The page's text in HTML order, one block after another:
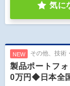
気に
NEW その他、技術
製品ポートフ
0万円◆日本全